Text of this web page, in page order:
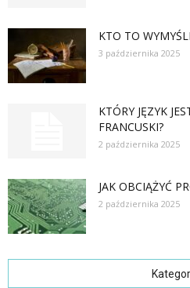
KTO TO
3 października 2025
KTÓRY JĘZYK
FRANCUSKI?
2 października 2025
JAK OBCIĄŻYĆ
2 października 2025